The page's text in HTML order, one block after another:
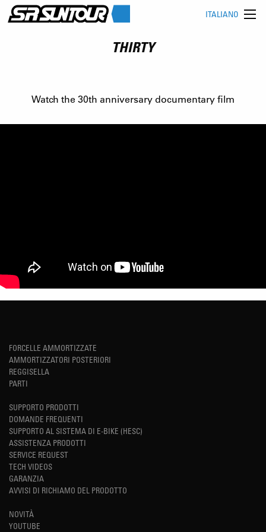
ITALIANO
THIRTY
Watch the 30th anniversary documentary film
FORCELLE AMMORTIZZATE
AMMORTIZZATORI POSTERIORI
REGGISELLA
PARTI
SUPPORTO PRODOTTI
DOMANDE FREQUENTI
SUPPORTO AL SISTEMA DI E-BIKE (HESC)
ASSISTENZA PRODOTTI
SERVICE REQUEST
TECH VIDEOS
GARANZIA
AVVISI DI RICHIAMO DEL PRODOTTO
NOVITÀ
YOUTUBE